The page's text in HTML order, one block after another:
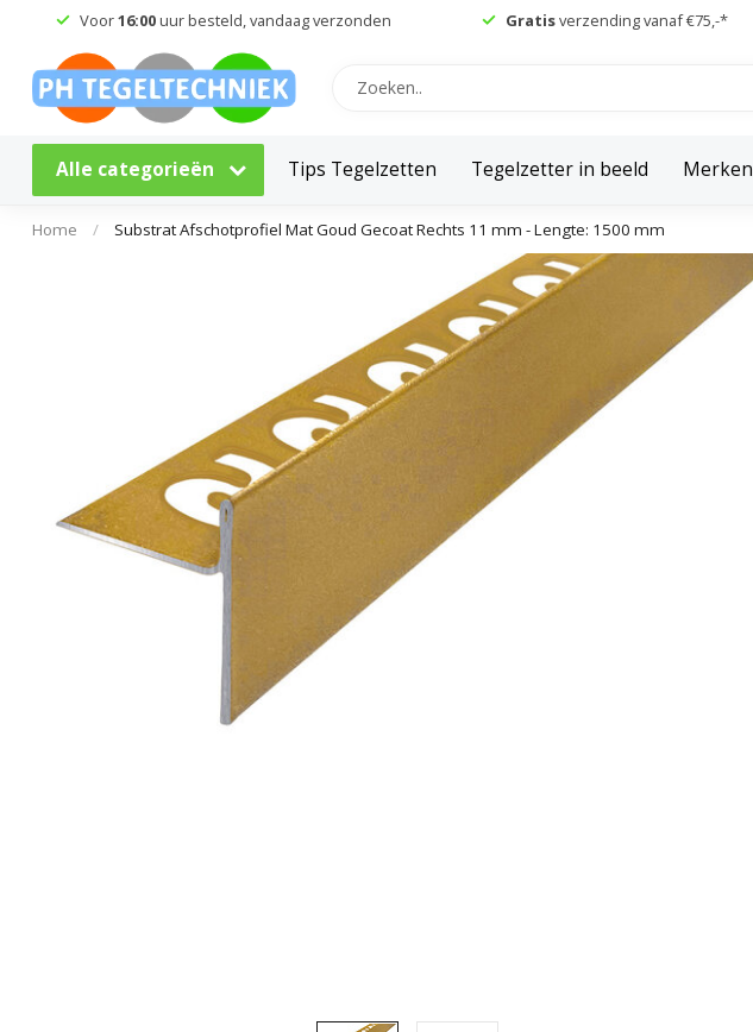
Voor16:00uur besteld, vandaag verzonden Gratisverzending vanaf €75,-*
Alle categorieën Tips Tegelzetten Tegelzetter in beeld Merken
Home / Substrat Afschotprofiel Mat Goud Gecoat Rechts 11 mm - Lengte: 1500 mm